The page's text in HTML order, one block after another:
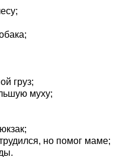
груз;
муху;
но помог маме;